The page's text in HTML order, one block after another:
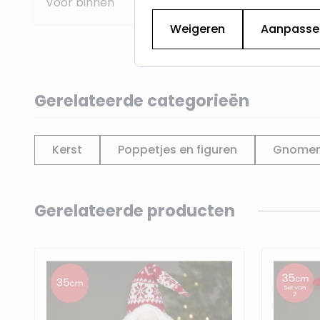
Gerelateerde categorieën
Kerst Poppetjes en figuren
Navigating through the elements of the carousel
Press to skip carousel
Gerelateerde producten
Weigeren